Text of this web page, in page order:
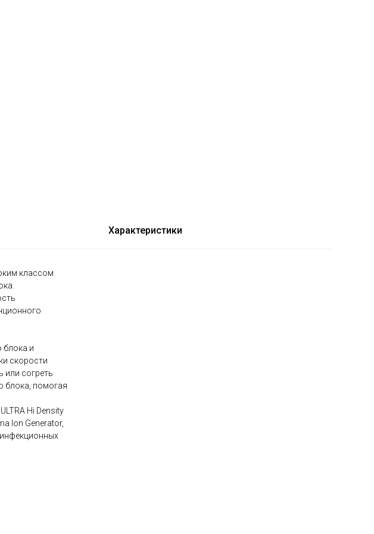
Характеристики
классом
блока и
скорости
или согреть
блока, помогая
Hi Density
Ion Generator,